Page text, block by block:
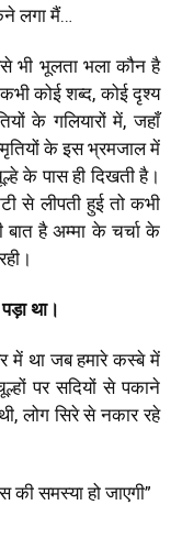
लगा मैं…
भी भूलता भला कौन है
कभी कोई शब्द, कोई दृश्य
के गलियारों में, जहाँ
के इस भ्रमजाल में
के पास ही दिखती है।
से लीपती हुई तो कभी
है अम्मा के चर्चा के
था।
था जब हमारे कस्बे में
पर सदियों से पकाने
लोग सिरे से नकार रहे
समस्या हो जाएगी”